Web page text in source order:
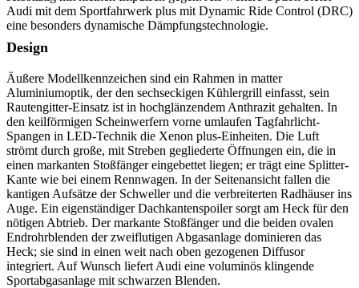
Audi mit dem Sportfahrwerk plus mit Dynamic Ride Control (DRC)
eine besonders dynamische Dämpfungstechnologie.
Design
Äußere Modellkennzeichen sind ein Rahmen in matter
Aluminiumoptik, der den sechseckigen Kühlergrill einfasst, sein
Rautengitter-Einsatz ist in hochglänzendem Anthrazit gehalten. In
den keilförmigen Scheinwerfern vorne umlaufen Tagfahrlicht-
Spangen in LED-Technik die Xenon plus-Einheiten. Die Luft
strömt durch große, mit Streben gegliederte Öffnungen ein, die in
einen markanten Stoßfänger eingebettet liegen; er trägt eine Splitter-
Kante wie bei einem Rennwagen. In der Seitenansicht fallen die
kantigen Aufsätze der Schweller und die verbreiterten Radhäuser ins
Auge. Ein eigenständiger Dachkantenspoiler sorgt am Heck für den
nötigen Abtrieb. Der markante Stoßfänger und die beiden ovalen
Endrohrblenden der zweiflutigen Abgasanlage dominieren das
Heck; sie sind in einen weit nach oben gezogenen Diffusor
integriert. Auf Wunsch liefert Audi eine voluminös klingende
Sportabgas­anlage mit schwarzen Blenden.